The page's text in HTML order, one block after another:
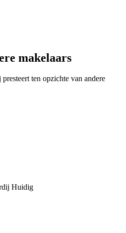
makelaars
ten opzichte van andere
Huidig